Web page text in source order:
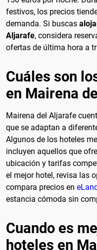
festivos, los precios
demanda. Si buscas
Aljarafe, considera
ofertas de última hora a
Cuáles son
en Mairena
Mairena del Aljarafe
que se adaptan a
Algunos de los hoteles
incluyen aquellos que
ubicación y tarifas
el mejor hotel, revisa las
compara precios en
estancia cómoda sin
Cuando es
hoteles en